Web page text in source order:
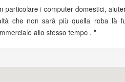
particolare i computer domestici,
che non sarà più quella roba
allo stesso tempo . "